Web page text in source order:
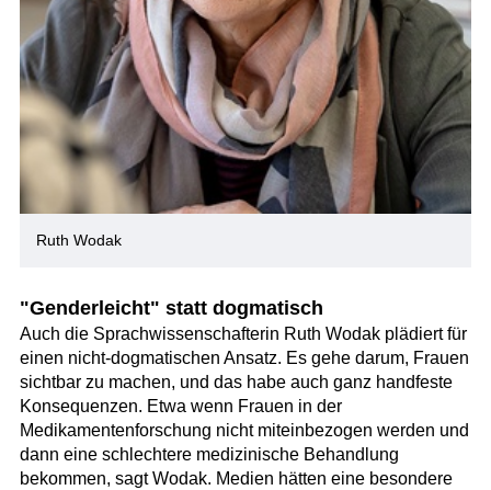
Ruth Wodak
"Genderleicht" statt dogmatisch
Auch die Sprachwissenschafterin Ruth Wodak plädiert für
einen nicht-dogmatischen Ansatz. Es gehe darum, Frauen
sichtbar zu machen, und das habe auch ganz handfeste
Konsequenzen. Etwa wenn Frauen in der
Medikamentenforschung nicht miteinbezogen werden und
dann eine schlechtere medizinische Behandlung
bekommen, sagt Wodak. Medien hätten eine besondere